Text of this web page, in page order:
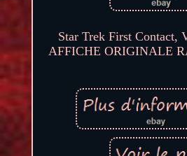
Star Trek First Contact,
AFFICHE ORIGINALE